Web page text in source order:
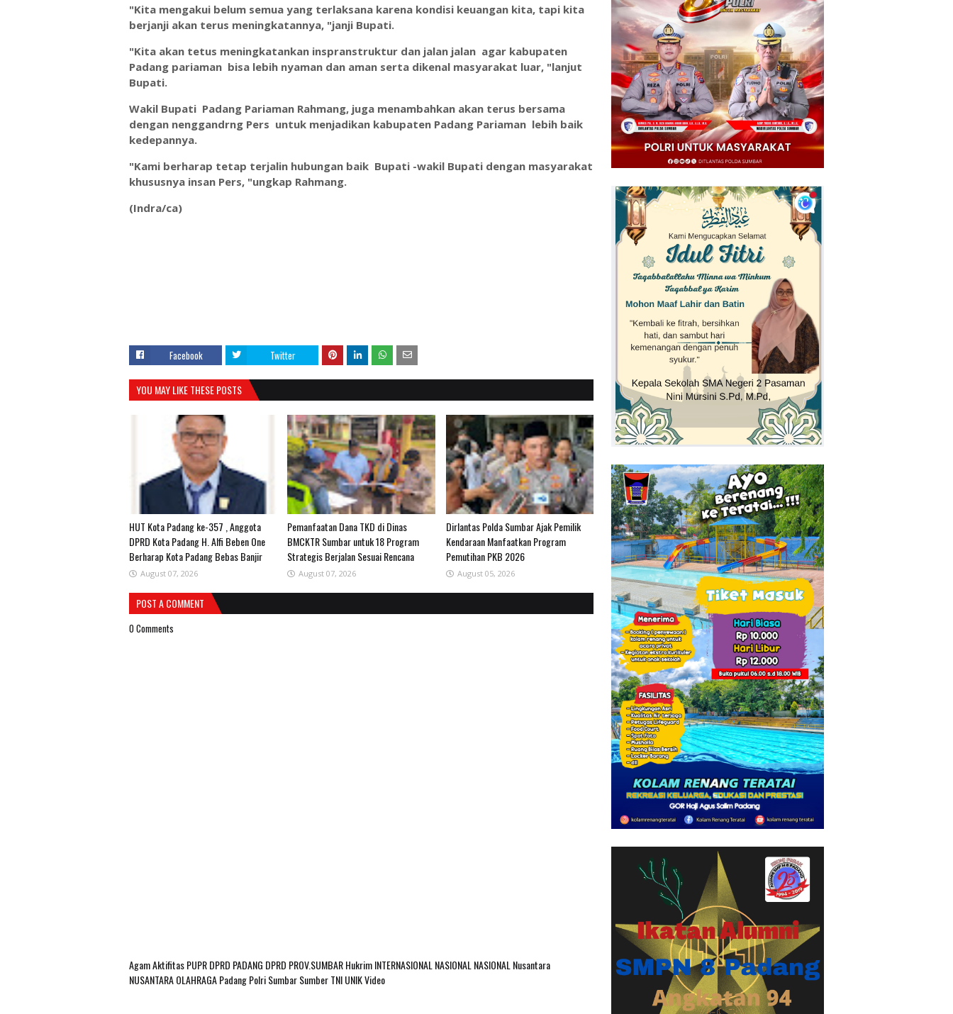
"Kita mengakui belum semua yang terlaksana karena kondisi keuangan kita, tapi kita
berjanji akan terus meningkatannya, "janji Bupati.
"Kita akan tetus meningkatankan inspranstruktur dan jalan jalan agar kabupaten
Padang pariaman bisa lebih nyaman dan aman serta dikenal masyarakat luar, "lanjut
Bupati.
Wakil Bupati Padang Pariaman Rahmang, juga menambahkan akan terus bersama
dengan nenggandrng Pers untuk menjadikan kabupaten Padang Pariaman lebih baik
kedepannya.
"Kami berharap tetap terjalin hubungan baik Bupati -wakil Bupati dengan masyarakat
khususnya insan Pers, "ungkap Rahmang.
(Indra/ca)
Facebook Twitter
YOU MAY LIKE THESE POSTS
HUT Kota Padang ke-357 , Anggota
DPRD Kota Padang H. Alfi Beben One
Berharap Kota Padang Bebas Banjir
August 07, 2026
Pemanfaatan Dana TKD di Dinas
BMCKTR Sumbar untuk 18 Program
Strategis Berjalan Sesuai Rencana
August 07, 2026
Dirlantas Polda Sumbar Ajak Pemilik
Kendaraan Manfaatkan Program
Pemutihan PKB 2026
August 05, 2026
POST A COMMENT
0 Comments
AgamAktifitas PUPRDPRD PADANG DPRD PROV.SUMBARHukrimINTERNASIONAL NASIONAL NASIONAL Nusantara
NUSANTARAOLAHRAGAPadangPolriSumbarSumberTNIUNIKVideo